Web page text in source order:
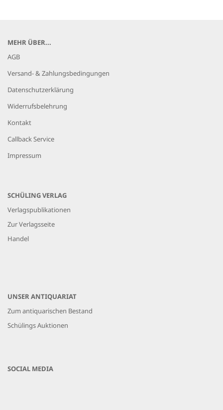
MEHR ÜBER...
AGB
Versand- & Zahlungsbedingungen
Datenschutzerklärung
Widerrufsbelehrung
Kontakt
Callback Service
Impressum
SCHÜLING VERLAG
Verlagspublikationen
Zur Verlagsseite
Handel
UNSER ANTIQUARIAT
Zum antiquarischen Bestand
Schülings Auktionen
SOCIAL MEDIA